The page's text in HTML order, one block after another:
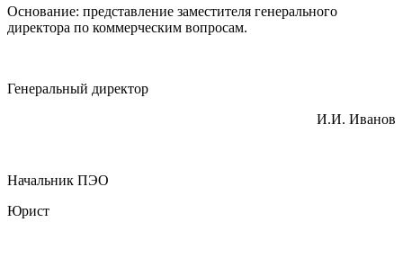
Основание: представление заместителя генерального
директора по коммерческим вопросам.
Генеральный директор
И.И. Иванов
Начальник ПЭО
Юрист